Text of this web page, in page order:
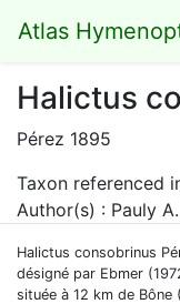
Atlas
Halictus
Pérez 1895
Taxon referenced
Author(s) : Pauly
Halictus consobrinus
désigné par Ebmer
située à 12 km de Bône